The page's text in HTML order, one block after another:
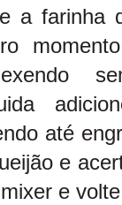
a
até
e
e